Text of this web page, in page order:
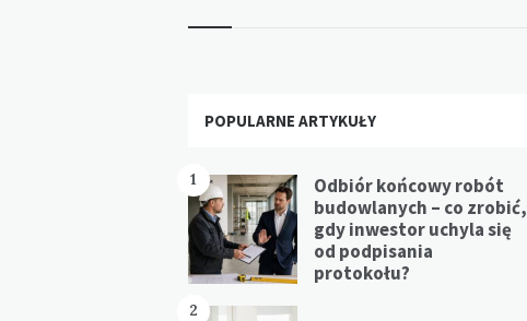
Widgets
POPULARNE ARTYKUŁY
1
Odbiór końcowy robót
budowlanych – co zrobić,
gdy inwestor uchyla się
od podpisania
protokołu?
2